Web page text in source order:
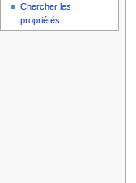
Chercher les
propriétés